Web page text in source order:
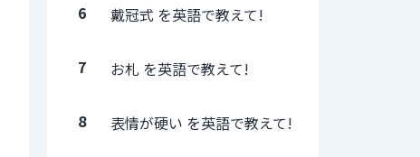
6 戴冠式 を英語で教えて!
7 お札 を英語で教えて!
8 表情が硬い を英語で教えて!